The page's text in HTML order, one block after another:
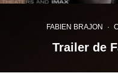
FABIEN BRAJON ·
Trailer de